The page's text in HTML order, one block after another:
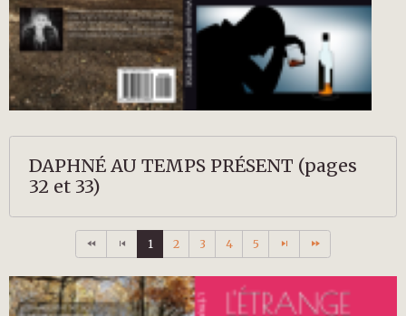
DAPHNÉ AU TEMPS PRÉSENT (pages
32 et 33)
1 2 3 4 5